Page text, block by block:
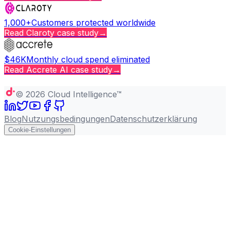
1,000+Customers protected worldwide
Read Claroty case study→
$46KMonthly cloud spend eliminated
Read Accrete AI case study→
© 2026 Cloud Intelligence™
BlogNutzungsbedingungenDatenschutzerklärung
Cookie-Einstellungen